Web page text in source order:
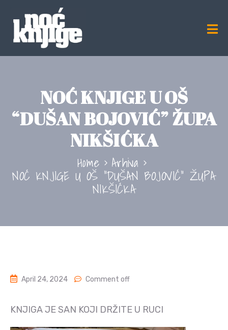
NOĆ KNJIGE U OŠ
“DUŠAN BOJOVIĆ” ŽUPA
NIKŠIĆKA
Home Arhiva
NOĆ KNJIGE U OŠ “DUŠAN BOJOVIĆ” ŽUPA
NIKŠIĆKA
April 24, 2024 Comment off
KNJIGA JE SAN KOJI DRŽITE U RUCI